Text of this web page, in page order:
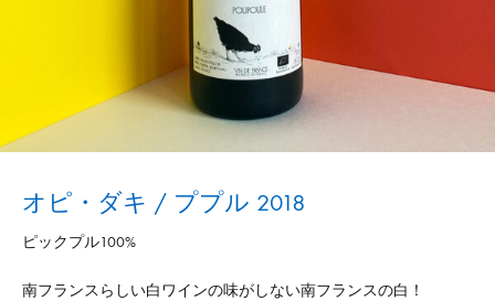
オピ・ダキ / ププル 2018
ピックプル100%
南フランスらしい白ワインの味がしない南フランスの白！